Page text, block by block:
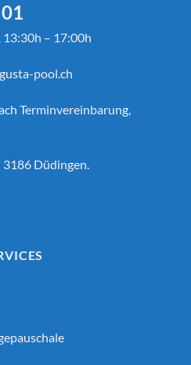
– 17:00h
pool.ch
Terminvereinbarung,
3186 Düdingen.